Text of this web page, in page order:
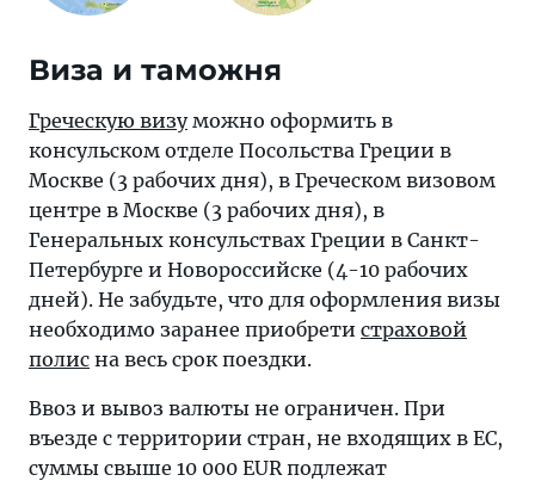
Виза и таможня
Греческую визуможно оформить в
консульском отделе Посольства Греции в
Москве (3 рабочих дня), в Греческом визовом
центре в Москве (3 рабочих дня), в
Генеральных консульствах Греции в Санкт-
Петербурге и Новороссийске (4-10 рабочих
дней). Не забудьте, что для оформления визы
необходимо заранее приобрети страховой
полис на весь срок поездки.
Ввоз и вывоз валюты не ограничен. При
въезде с территории стран, не входящих в ЕС,
суммы свыше 10 000 EUR подлежат